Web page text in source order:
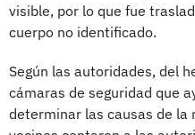
visible, por lo que fue
cuerpo no identificado.
Según las autoridades, del
cámaras de seguridad que
determinar las causas de la